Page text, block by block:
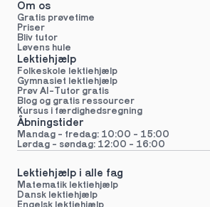
Om os
Gratis prøvetime
Priser
Bliv tutor
Løvens hule
Lektiehjælp
Folkeskole lektiehjælp
Gymnasiet lektiehjælp
Prøv AI-Tutor gratis
Blog og gratis ressourcer
Kursus i færdighedsregning
Åbningstider
Mandag - fredag: 10:00 - 15:00
Lørdag - søndag: 12:00 - 16:00
Lektiehjælp i alle fag
Matematik lektiehjælp
Dansk lektiehjælp